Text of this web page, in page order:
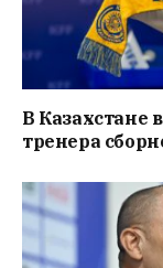
В Казахстане
тренера